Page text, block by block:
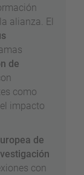
alianza. El
de
como
impacto
de
con